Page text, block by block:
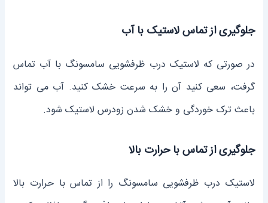
جلوگیری از تماس لاستیک با آب
در صورتی که لاستیک درب ظرفشویی سامسونگ با آب تماس
گرفت، سعی کنید آن را به سرعت خشک کنید. آب می ‌تواند
باعث ترک خوردگی و خشک شدن زودرس لاستیک شود.
جلوگیری از تماس با حرارت بالا
لاستیک درب ظرفشویی سامسونگ را از تماس با حرارت بالا